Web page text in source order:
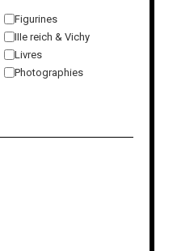
Figurines
IIIe reich & Vichy
Livres
Photographies